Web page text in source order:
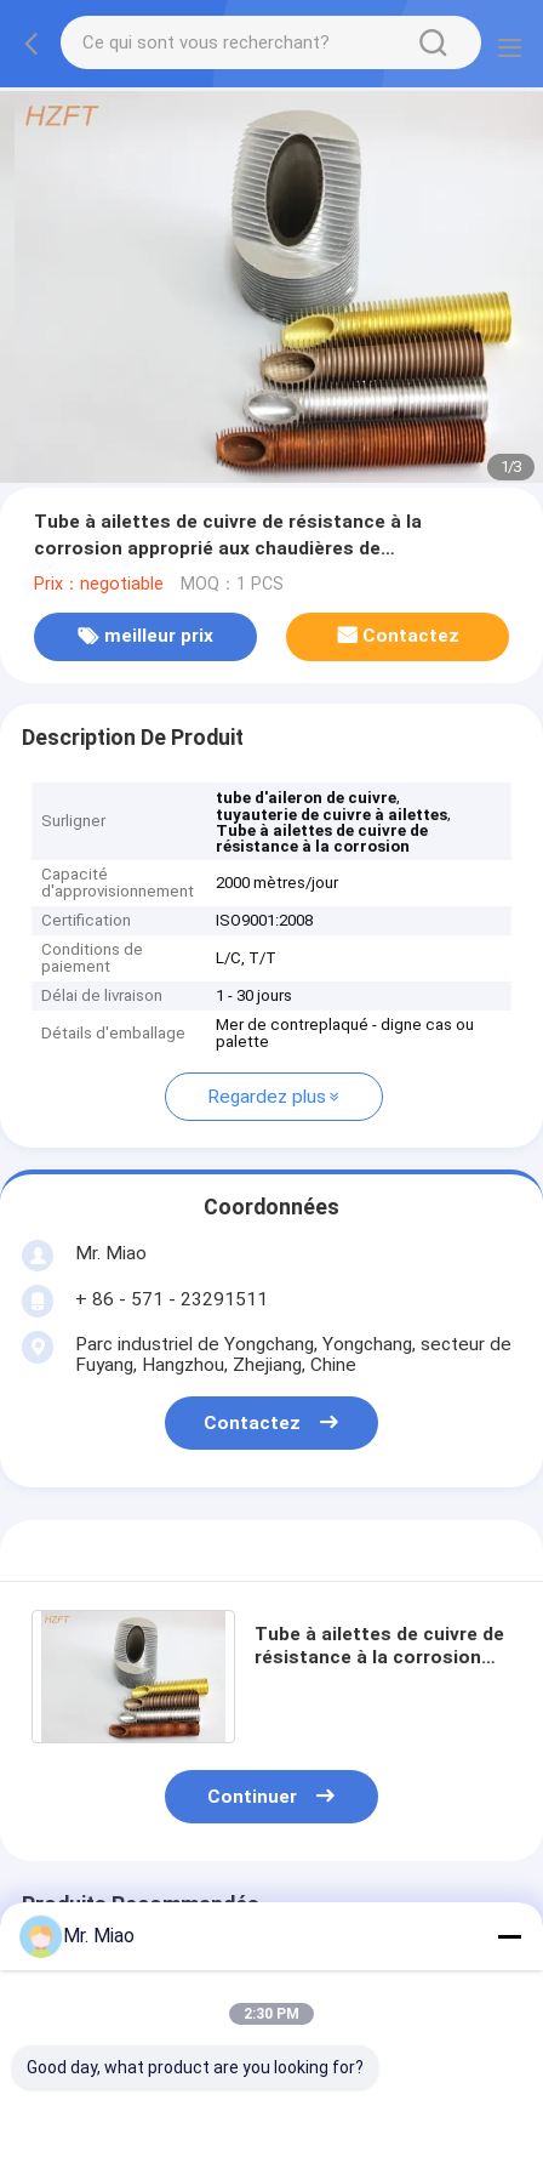
1/3
Tube à ailettes de cuivre de résistance à la
corrosion approprié aux chaudières de
condensation
Prix：negotiable MOQ：1 PCS
meilleur prix Contactez
Description De Produit
Surligner
tube d'aileron de cuivre,
tuyauterie de cuivre à ailettes,
Tube à ailettes de cuivre de
résistance à la corrosion
Capacité
d'approvisionnement
2000 mètres/jour
Certification
ISO9001:2008
Conditions de
paiement
L/C, T/T
Délai de livraison 1 - 30 jours
Détails d'emballage
Mer de contreplaqué - digne cas ou
palette
Regardez plus
Coordonnées
Mr. Miao
+ 86 - 571 - 23291511
Parc industriel de Yongchang, Yongchang, secteur de
Fuyang, Hangzhou, Zhejiang, Chine
Contactez
Tube à ailettes de cuivre de
résistance à la corrosion
Continuer
Produits Recommandés
Mr. Miao
2:30 PM
Good day, what product are you looking for?